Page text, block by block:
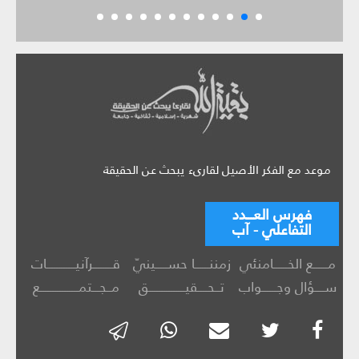
موعد مع الفكر الأصيل لقارىء يبحث عن الحقيقة
فهرس العـــدد
التفاعلي - آب
مــــــع الخــــــامنئي زمننــــــا حســـــينيّ
قــــــــرآنيــــــــــــات
ســــؤال وجــــــواب
تــحــــقيـــــــــــــــق مــجـــتمــــــــــــــــع